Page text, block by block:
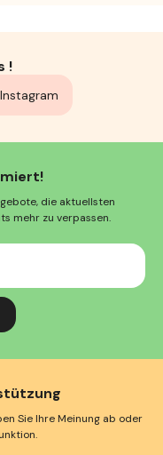
!
Instagram
die aktuellsten
mehr zu verpassen.
Sie Ihre Meinung ab oder